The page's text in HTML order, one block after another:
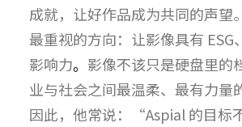
成就，让好作品成为共同的声望。
最重视的方向：让影像具有 ESG
影响力。 影像不该只是硬盘里的
业与社会之间最温柔、最有力量
因此，他常说：“Aspial 的目标